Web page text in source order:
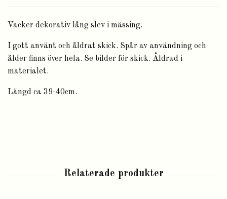
Vacker dekorativ lång slev i mässing.
I gott använt och åldrat skick. Spår av användning och
ålder finns över hela. Se bilder för skick. Åldrad i
materialet.
Längd ca 39-40cm.